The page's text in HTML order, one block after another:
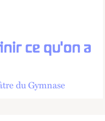
ce qu'on a
du Gymnase